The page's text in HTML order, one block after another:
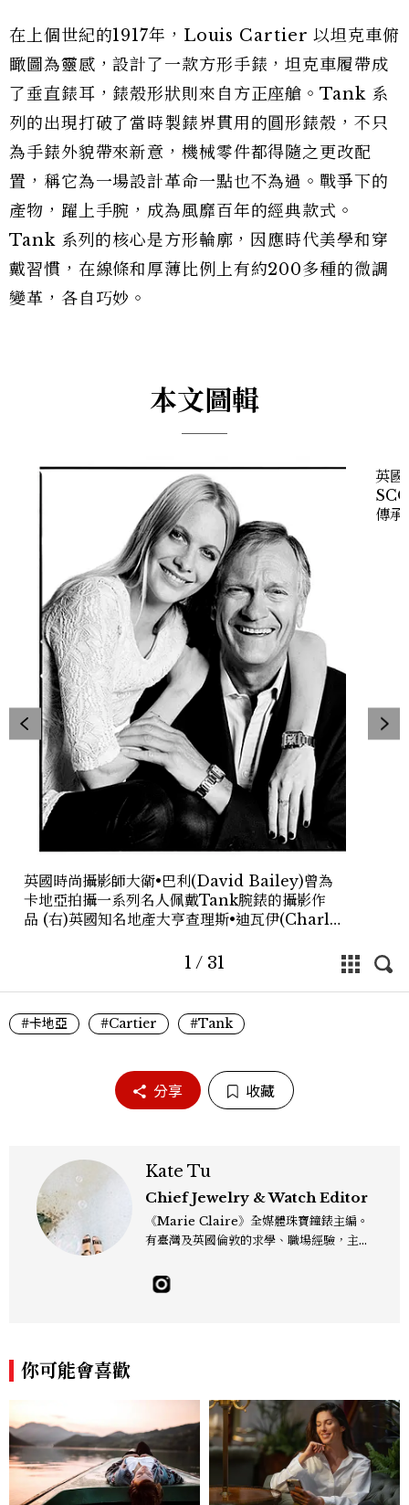
在上個世紀的1917年，Louis Cartier 以坦克車俯
瞰圖為靈感，設計了一款方形手錶，坦克車履帶成
了垂直錶耳，錶殼形狀則來自方正座艙。Tank 系
列的出現打破了當時製錶界貫用的圓形錶殼，不只
為手錶外貌帶來新意，機械零件都得隨之更改配
置，稱它為一場設計革命一點也不為過。戰爭下的
產物，躍上手腕，成為風靡百年的經典款式。
Tank 系列的核心是方形輪廓，因應時代美學和穿
戴習慣，在線條和厚薄比例上有約200多種的微調
變革，各自巧妙。
本文圖輯
英國時尚攝影師大衛•巴利(David Bailey)曾為
卡地亞拍攝一系列名人佩戴Tank腕錶的攝影作
品 (右)英國知名地產大亨查理斯•迪瓦伊(Charles
Delevigne)為英國知名模特兒，小女兒則為現今
英國當紅的模特兒(Cara Delevigne) 波比•迪瓦
伊(Poppy Delevigne)：卡地亞是知名法國品
牌，在手上佩戴著這樣一枚腕錶，讓你的每分每秒
都是奇幻時刻 查理斯•迪瓦伊(Charles
喜歡這枚腕錶，喜歡這個顏色，很經典且非常獨
特。年紀越大，時間就越重要。我珍惜每一分鐘，
時間永不停止。
英國
傳承
1 / 31
#卡地亞 #Cartier #Tank
分享 收藏
Kate Tu
Chief Jewelry & Watch Editor
《Marie Claire》全媒體珠寶鐘錶主編。
有臺灣及英國倫敦的求學、職場經驗，主修
佳人》編輯工作內容，包括錶展等國際活動
採訪、珠寶市場動態等專題，及視覺拍攝執
你可能會喜歡